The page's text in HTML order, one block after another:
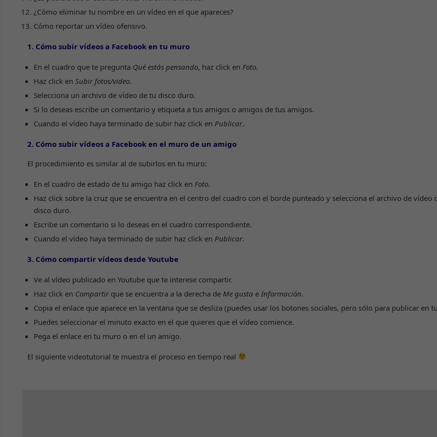
¿Cómo eliminar tu nombre en un vídeo en el que apareces?
Cómo reportar un vídeo ofensivo.
1. Cómo subir vídeos a Facebook en tu muro
En el cuadro que te pregunta Qué estás pensando, haz click en Foto.
Haz click en Subir fotos/video.
Selecciona un archivo de vídeo de tu disco duro.
Si lo deseas escribe un comentario y etiqueta a tus amigos o amigos de tus amigos.
Cuando el vídeo haya terminado de subir haz click en Publicar.
2. Cómo subir vídeos a Facebook en el muro de un amigo
El procedimiento es similar al de subirlos en tu muro:
En el cuadro de estado de tu amigo haz click en Foto.
Haz click sobre la cruz que se encuentra en el centro del cuadro con el borde punteado y selecciona el archivo de vídeo
disco duro.
Escribe un comentario si lo deseas en el cuadro correspondiente.
Cuando el vídeo haya terminado de subir haz click en Publicar.
3. Cómo compartir vídeos desde Youtube
Ve al vídeo publicado en Youtube que te interese compartir.
Haz click en Compartirque se encuentra a la derecha de Me gusta e Información.
Copia el enlace que aparece en la ventana que se desliza (puedes usar los botones sociales, pero sólo para publicar en
Puedes seleccionar el minuto exacto en el que quieres que el vídeo comience.
Pega el enlace en tu muro o en el un amigo.
El siguiente videotutorial te muestra el proceso en tiempo real